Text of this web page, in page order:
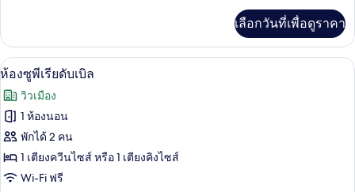
With
Sea
View
เกี่ยว
กับ
Deluxe
Triple
Room
With
View
เลือกวันที่เพื่อดูราคา
เปิด
ภาพถ่าย
ทั้งหมด
ของ
ห้อง
ซู
ห้องซูพีเรียดับเบิล | เครื่องนอนป้องกั
9
ห้องซูพีเรียดับเบิล
วิวเมือง
1 ห้องนอน
พักได้ 2 คน
1 เตียงควีนไซส์ หรือ 1 เตียงคิงไซส์
Wi-Fi ฟรี